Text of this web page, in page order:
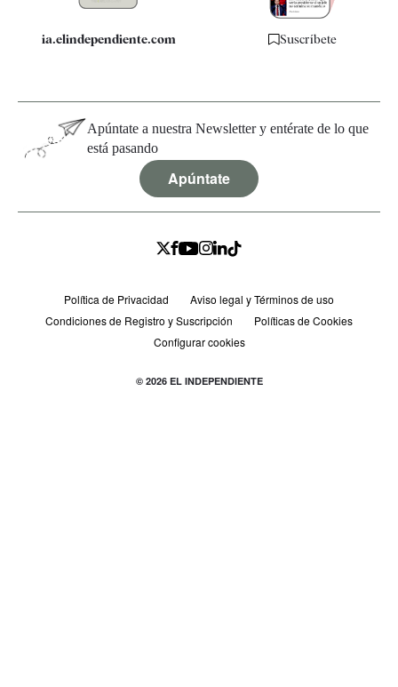
ia.elindependiente.com Suscríbete
Apúntate a nuestra Newsletter y entérate de lo que
está pasando
Apúntate
Política de Privacidad
Aviso legal y Términos de uso
Condiciones de Registro y Suscripción
Políticas de Cookies
Configurar cookies
© 2026 EL INDEPENDIENTE